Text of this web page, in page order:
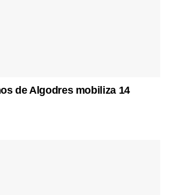
de Algodres mobiliza 14